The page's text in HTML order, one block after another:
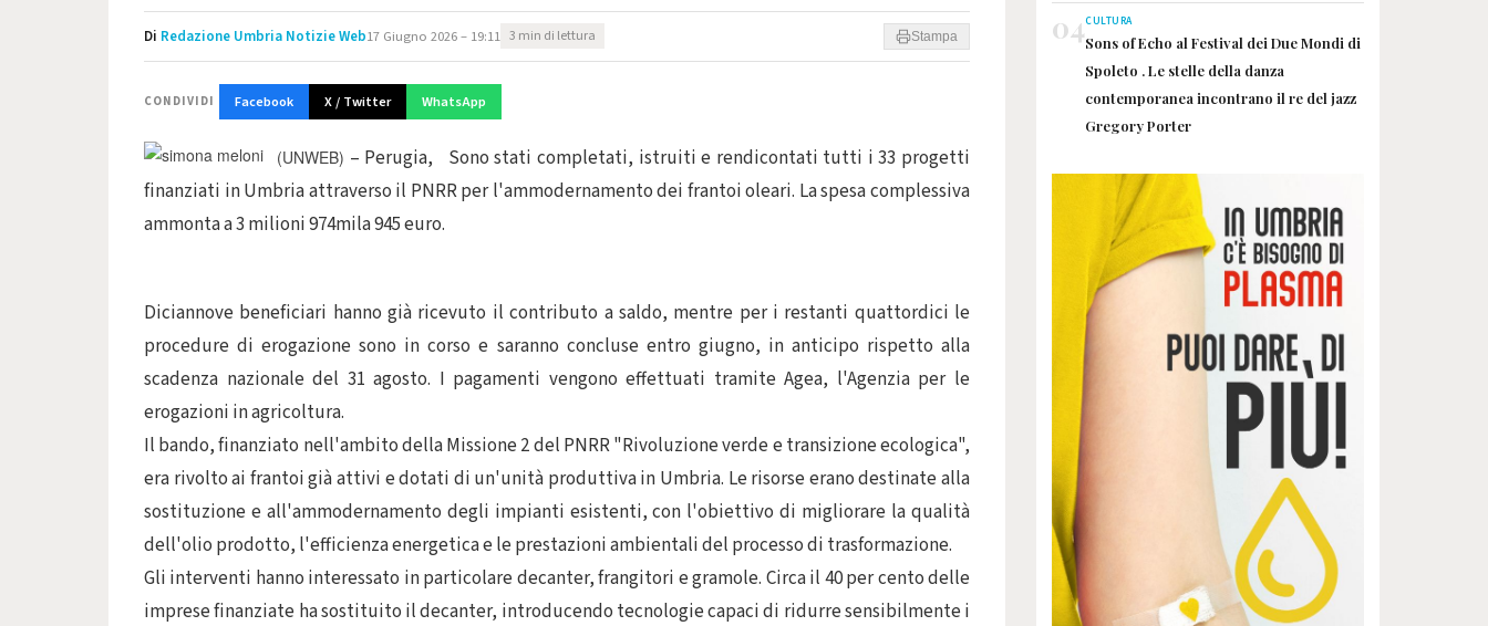
Di Redazione Umbria Notizie Web17 Giugno 2026 – 19:11 3 min di lettura Stampa
CONDIVIDI Facebook X / Twitter WhatsApp
(UNWEB) – Perugia, Sono stati completati, istruiti e rendicontati tutti i 33 progetti
finanziati in Umbria attraverso il PNRR per l'ammodernamento dei frantoi oleari. La spesa complessiva
ammonta a 3 milioni 974mila 945 euro.
Diciannove beneficiari hanno già ricevuto il contributo a saldo, mentre per i restanti quattordici le
procedure di erogazione sono in corso e saranno concluse entro giugno, in anticipo rispetto alla
scadenza nazionale del 31 agosto. I pagamenti vengono effettuati tramite Agea, l'Agenzia per le
erogazioni in agricoltura.
Il bando, finanziato nell'ambito della Missione 2 del PNRR "Rivoluzione verde e transizione ecologica",
era rivolto ai frantoi già attivi e dotati di un'unità produttiva in Umbria. Le risorse erano destinate alla
sostituzione e all'ammodernamento degli impianti esistenti, con l'obiettivo di migliorare la qualità
dell'olio prodotto, l'efficienza energetica e le prestazioni ambientali del processo di trasformazione.
Gli interventi hanno interessato in particolare decanter, frangitori e gramole. Circa il 40 per cento delle
imprese finanziate ha sostituito il decanter, introducendo tecnologie capaci di ridurre sensibilmente i
04CULTURA
Sons of Echo al Festival dei Due Mondi di
Spoleto . Le stelle della danza
contemporanea incontrano il re del jazz
Gregory Porter